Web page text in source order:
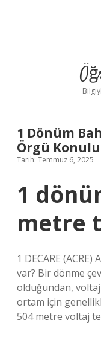
1 Dönüm
Örgü
Tarih: Temmuz 6, 2025
1
metre
1 DECARE
var? Bir dönme
olduğundan, voltaj
ortam için
504 metre voltaj